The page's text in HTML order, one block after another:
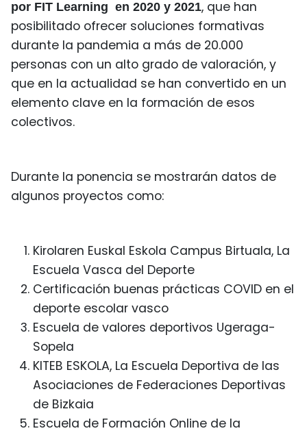
por FIT Learning en 2020 y 2021, que han
posibilitado ofrecer soluciones formativas
durante la pandemia a más de 20.000
personas con un alto grado de valoración, y
que en la actualidad se han convertido en un
elemento clave en la formación de esos
colectivos.
Durante la ponencia se mostrarán datos de
algunos proyectos como:
Kirolaren Euskal Eskola Campus Birtuala, La
Escuela Vasca del Deporte
Certificación buenas prácticas COVID en el
deporte escolar vasco
Escuela de valores deportivos Ugeraga-
Sopela
KITEB ESKOLA, La Escuela Deportiva de las
Asociaciones de Federaciones Deportivas
de Bizkaia
Escuela de Formación Online de la